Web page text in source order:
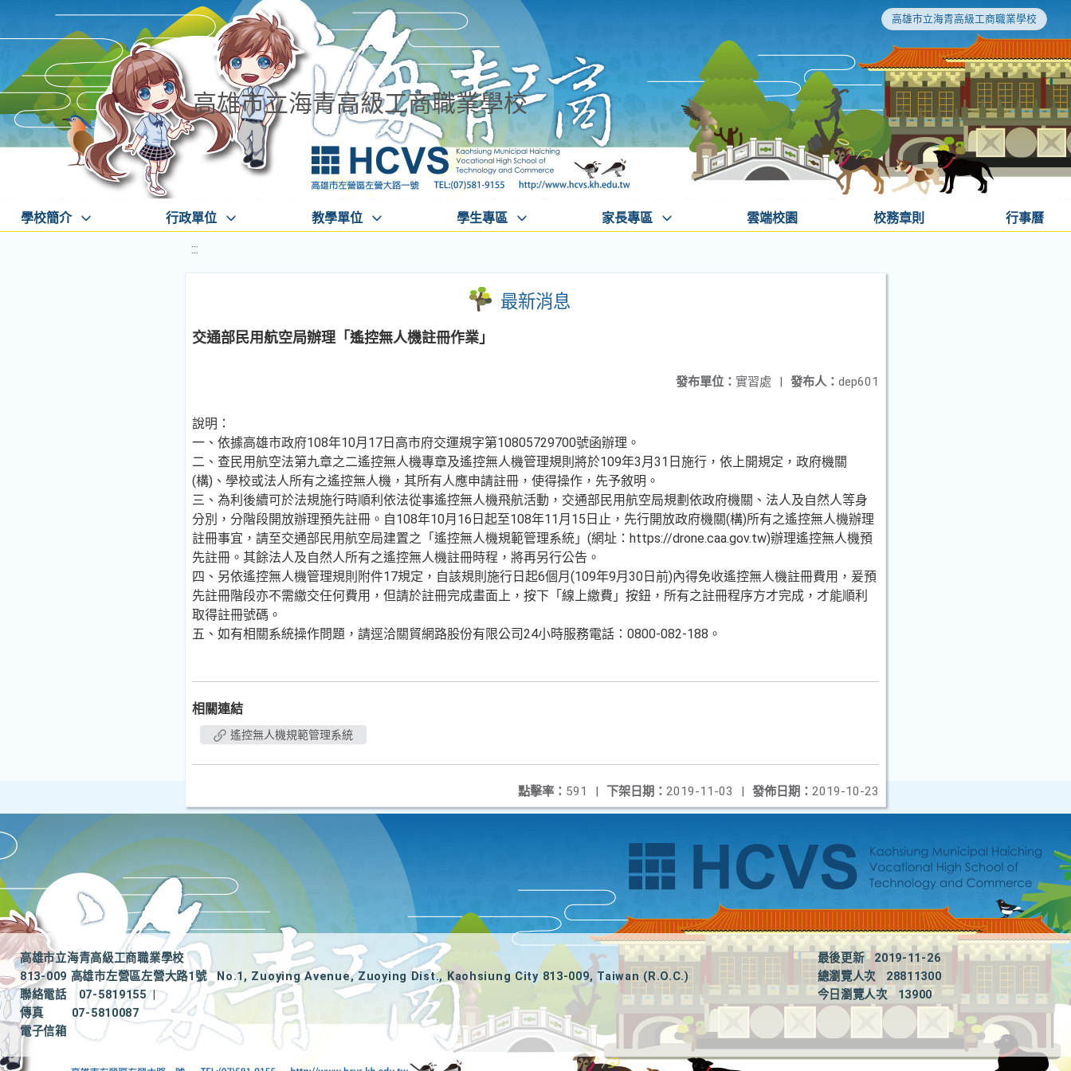
高雄市立海青高級工商職業學校
高雄市立海青高級工商職業學校
學校簡介 行政單位 教學單位 學生專區 家長專區 雲端校園 校務章則 行事曆
:::
最新消息
交通部民用航空局辦理「遙控無人機註冊作業」
發布人： dep601
發布單位： 實習處 |
說明：
一、依據高雄市政府108年10月17日高市府交運規字第10805729700號函辦理。
二、查民用航空法第九章之二遙控無人機專章及遙控無人機管理規則將於109年3月31日施行，依上開規定，政府機關
(構)、學校或法人所有之遙控無人機，其所有人應申請註冊，使得操作，先予敘明。
三、為利後續可於法規施行時順利依法從事遙控無人機飛航活動，交通部民用航空局規劃依政府機關、法人及自然人等身
分別，分階段開放辦理預先註冊。自108年10月16日起至108年11月15日止，先行開放政府機關(構)所有之遙控無人機辦理
註冊事宜，請至交通部民用航空局建置之「遙控無人機規範管理系統」(網址：https://drone.caa.gov.tw)辦理遙控無人機預
先註冊。其餘法人及自然人所有之遙控無人機註冊時程，將再另行公告。
四、另依遙控無人機管理規則附件17規定，自該規則施行日起6個月(109年9月30日前)內得免收遙控無人機註冊費用，爰預
先註冊階段亦不需繳交任何費用，但請於註冊完成畫面上，按下「線上繳費」按鈕，所有之註冊程序方才完成，才能順利
取得註冊號碼。
五、如有相關系統操作問題，請逕洽關貿網路股份有限公司24小時服務電話：0800-082-188。
相關連結
遙控無人機規範管理系統
發佈日期： 2019-10-23
下架日期： 2019-11-03 |
點擊率： 591 |
高雄市立海青高級工商職業學校
813-009 高雄市左營區左營大路1號
No.1, Zuoying Avenue, Zuoying Dist., Kaohsiung City 813-009, Taiwan (R.O.C.)
聯絡電話
07-5819155
|
傳真
07-5810087
電子信箱
最後更新
2019-11-26
總瀏覽人次
28811300
今日瀏覽人次
13900